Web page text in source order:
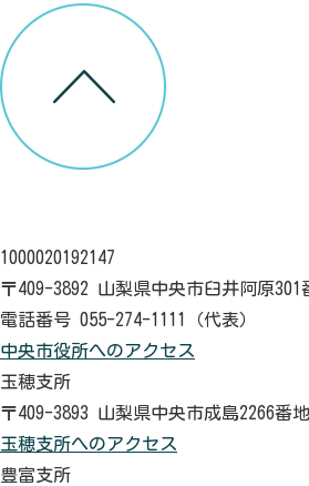
1000020192147
〒409-3892 山梨県中央市臼井阿原301
電話番号 055-274-1111（代表）
中央市役所へのアクセス
玉穂支所
〒409-3893 山梨県中央市成島2266番地
玉穂支所へのアクセス
豊富支所